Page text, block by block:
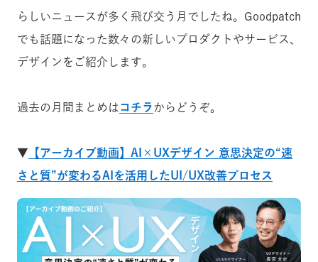
らしいニュースが多く飛び交う月でしたね。Goodpatch
でも話題になった数々の新しいプロダクトやサービス、
デザインをご紹介します。
過去の月間まとめは コチラからどうぞ。
▼ 【アーカイブ動画】AI×UXデザイン 意思決定の“速
さと質”が変わるAIを活用したUI/UX改善プロセス